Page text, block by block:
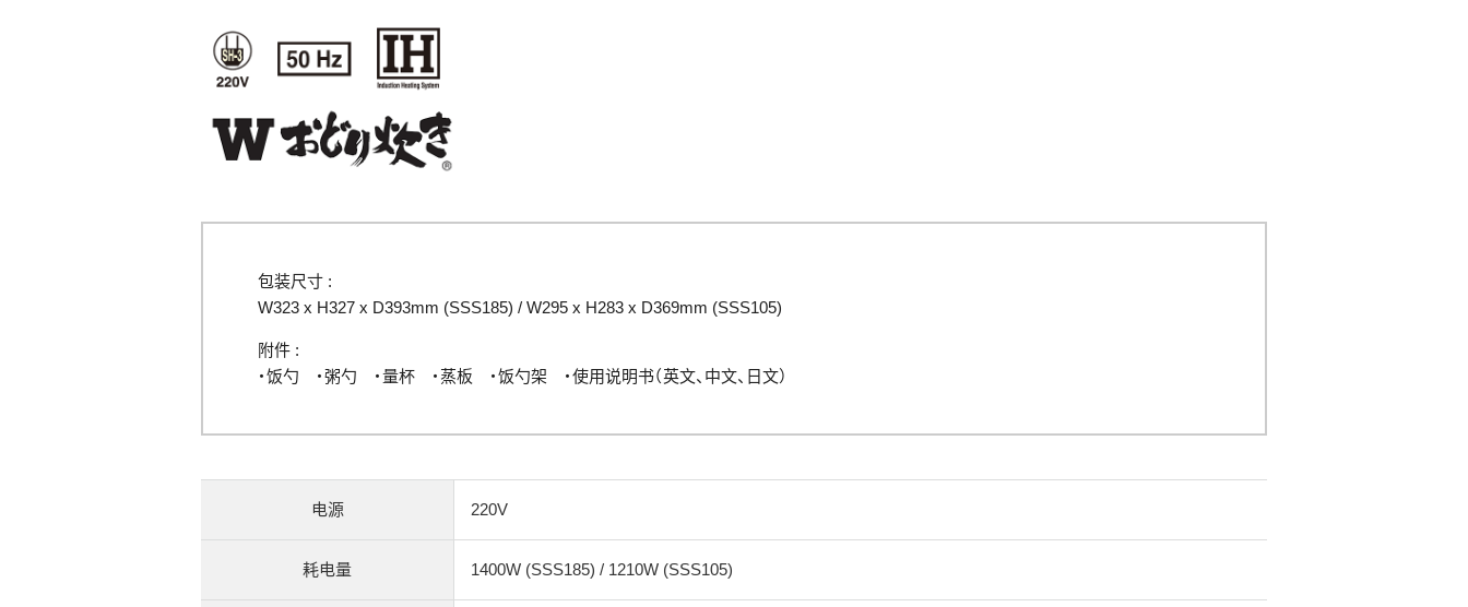
包装尺寸 :
W323 x H327 x D393mm (SSS185) / W295 x H283 x D369mm (SSS105)
附件 :
・饭勺 ・粥勺 ・量杯 ・蒸板 ・饭勺架 ・使用说明书（英文、中文、日文）
电源 220V
耗电量 1400W (SSS185) / 1210W (SSS105)